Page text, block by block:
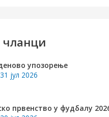
чланци
упозорење
31 јул 2026
првенство у фудбалу